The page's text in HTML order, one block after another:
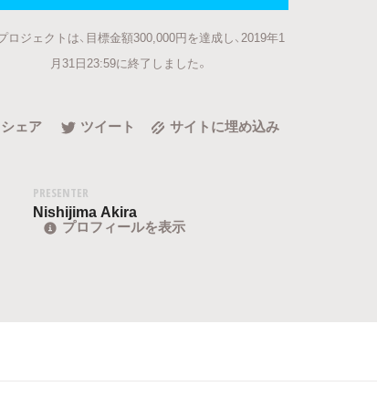
ロジェクトは、目標金額300,000円を達成し、2019年1
月31日23:59に終了しました。
シェア ツイート サイトに埋め込み
PRESENTER
Nishijima Akira
プロフィールを表示